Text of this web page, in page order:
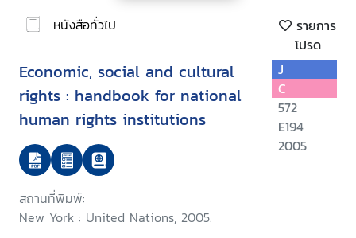
หนังสือทั่วไป
รายการ
โปรด
Economic, social and cultural
rights : handbook for national
human rights institutions
สถานที่พิมพ์:
New York : United Nations, 2005.
J
C
572
E194
2005